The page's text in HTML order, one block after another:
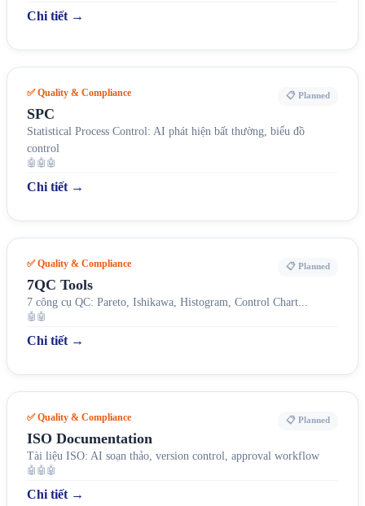
Chi tiết →
✅ Quality & Compliance 📋 Planned
SPC
Statistical Process Control: AI phát hiện bất thường, biểu đồ
control
🤖🤖🤖
Chi tiết →
✅ Quality & Compliance 📋 Planned
7QC Tools
7 công cụ QC: Pareto, Ishikawa, Histogram, Control Chart...
🤖🤖
Chi tiết →
✅ Quality & Compliance 📋 Planned
ISO Documentation
Tài liệu ISO: AI soạn thảo, version control, approval workflow
🤖🤖🤖
Chi tiết →